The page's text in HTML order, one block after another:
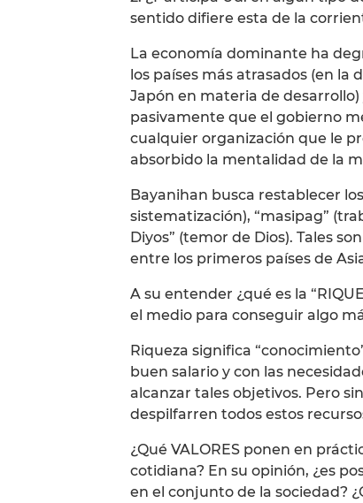
sentido difiere esta de la
La economía dominante ha
los países más atrasados (en la
Japón en materia de
pasivamente que el gobierno
cualquier organización que le
absorbido la mentalidad de la
Bayanihan busca restablecer
sistematización), “masipag”
Diyos” (temor de Dios). Tales
entre los primeros países de
A su entender ¿qué es la
el medio para conseguir algo
Riqueza significa
buen salario y con las
alcanzar tales objetivos. Pero
despilfarren todos estos
¿Qué VALORES ponen en
cotidiana? En su opinión, ¿es
en el conjunto de la sociedad?